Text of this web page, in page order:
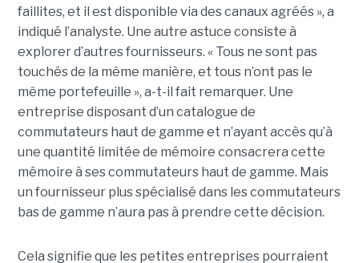
faillites, et il est disponible via des canaux agréés », a
indiqué l’analyste. Une autre astuce consiste à
explorer d’autres fournisseurs. « Tous ne sont pas
touchés de la même manière, et tous n’ont pas le
même portefeuille », a-t-il fait remarquer. Une
entreprise disposant d’un catalogue de
commutateurs haut de gamme et n’ayant accès qu’à
une quantité limitée de mémoire consacrera cette
mémoire à ses commutateurs haut de gamme. Mais
un fournisseur plus spécialisé dans les commutateurs
bas de gamme n’aura pas à prendre cette décision.
Cela signifie que les petites entreprises pourraient